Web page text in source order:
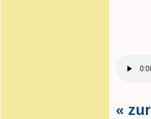
«